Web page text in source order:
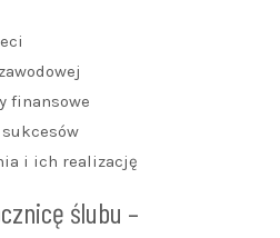
finansowe
i ich realizację
ślubu –